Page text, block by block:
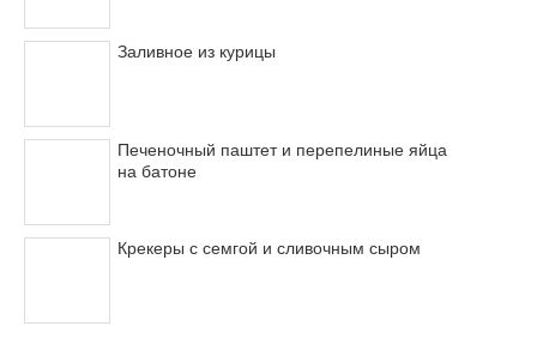
Заливное из курицы
Печеночный паштет и перепелиные яйца
на батоне
Крекеры с семгой и сливочным сыром